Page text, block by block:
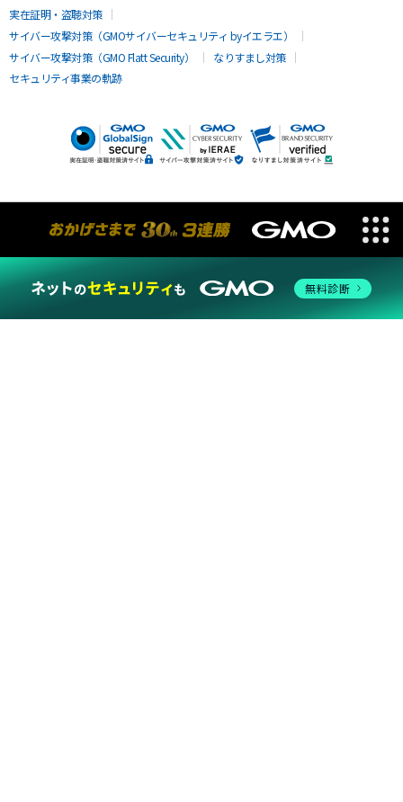
実在証明・盗聴対策
サイバー攻撃対策（GMOサイバーセキュリティ byイエラエ）
サイバー攻撃対策（GMO Flatt Security）
なりすまし対策
セキュリティ事業の軌跡
無料診断